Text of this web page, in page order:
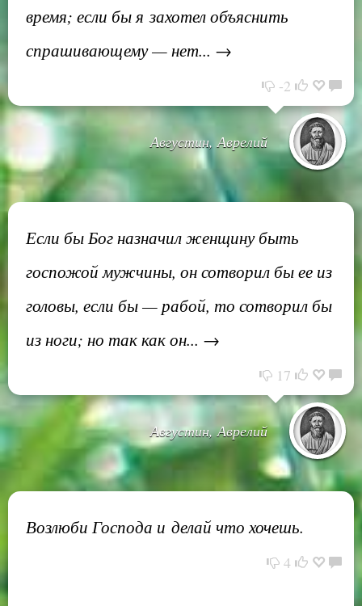
время; если бы я захотел объяснить
спрашивающему — нет... →
-2
Августин, Аврелий
Если бы Бог назначил женщину быть
госпожой мужчины, он сотворил бы ее из
головы, если бы — рабой, то сотворил бы
из ноги; но так как он... →
17
Августин, Аврелий
Возлюби Господа и делай что хочешь.
4